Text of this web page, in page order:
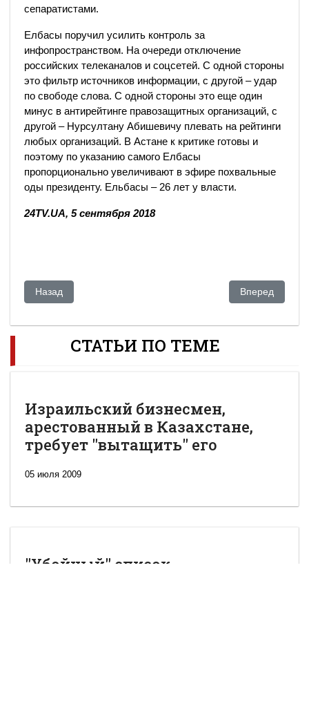
сепаратистами.
Елбасы поручил усилить контроль за
инфопространством. На очереди отключение
российских телеканалов и соцсетей. С одной стороны
это фильтр источников информации, с другой – удар
по свободе слова. С одной стороны это еще один
минус в антирейтинге правозащитных организаций, с
другой – Нурсултану Абишевичу плевать на рейтинги
любых организаций. В Астане к критике готовы и
поэтому по указанию самого Елбасы
пропорционально увеличивают в эфире похвальные
оды президенту. Ельбасы – 26 лет у власти.
24TV.UA, 5 сентября 2018
Предыдущий: Казахстанские магнаты
Назад Следующий:
Вперед
СТАТЬИ ПО ТЕМЕ
Израильский бизнесмен,
арестованный в Казахстане,
требует "вытащить" его
05 июля 2009
"Убойный" список